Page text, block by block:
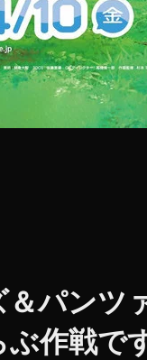
＆パン
ぶ作戦